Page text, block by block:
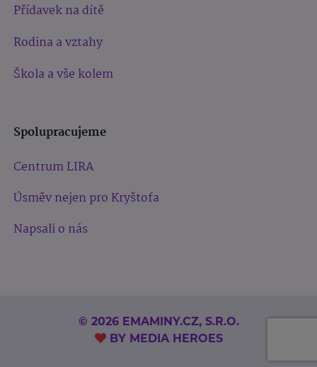
Přídavek na dítě
Rodina a vztahy
Škola a vše kolem
Spolupracujeme
Centrum LIRA
Úsměv nejen pro Kryštofa
Napsali o nás
© 2026 EMAMINY.CZ, S.R.O.
BY MEDIA HEROES